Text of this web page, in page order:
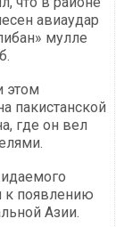
авиаудар
мулле
этом
пакистанской
где он вел
к появлению
Азии.